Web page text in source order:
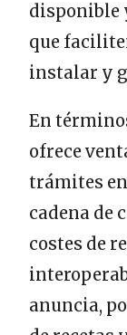
disponible
que
instalar y
En
ofrece
trámites
cadena de
costes de
anuncia,